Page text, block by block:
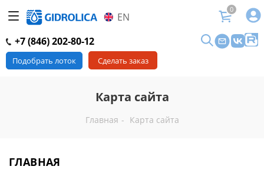
EN
0
+7 (846) 202-80-12
Подобрать лоток Сделать заказ
Карта сайта
Главная - Карта сайта
ГЛАВНАЯ